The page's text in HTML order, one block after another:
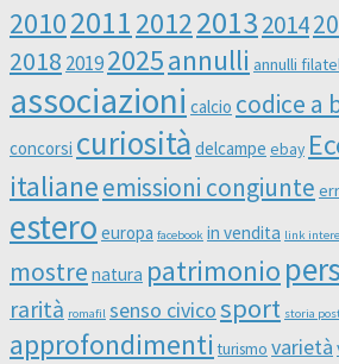
20102011201220132014
2018 20192025annulli annulli
associazioni calcio codice a
concorsi curiosità delcampe ebay
italianeemissioni congiunte
estero europa facebook in vendita link
mostre natura patrimonio
rarità romafil senso civicosport storia
approfondimenti turismo varietà